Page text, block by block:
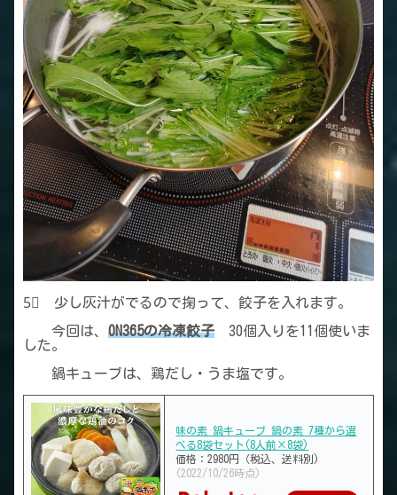
5⃣ 少し灰汁がでるので掬って、餃子を入れます。
今回は、 ON365の冷凍餃子30個入りを11個使いま
した。
鍋キューブは、鶏だし・うま塩です。
味の素 鍋キューブ 鍋の素 7種から選
べる8袋セット(8人前×8袋)
価格：2980円（税込、送料別)
(2022/10/26時点)